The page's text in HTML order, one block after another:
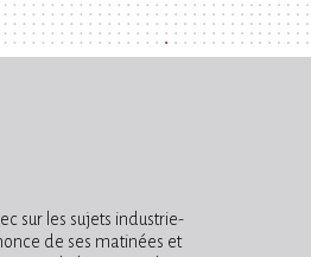
sur les sujets industrie-
de ses matinées et